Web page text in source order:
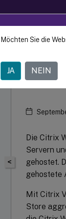
Citrix
<
Die Citrix
Servern
gehostet.
gehostete
Mit Citrix
Store
Möchten Sie die
JA NEIN